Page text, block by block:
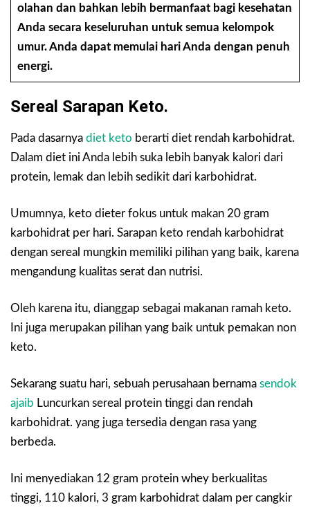
olahan dan bahkan lebih bermanfaat bagi kesehatan
Anda secara keseluruhan untuk semua kelompok
umur. Anda dapat memulai hari Anda dengan penuh
energi.
Sereal Sarapan Keto.
Pada dasarnya diet keto berarti diet rendah karbohidrat.
Dalam diet ini Anda lebih suka lebih banyak kalori dari
protein, lemak dan lebih sedikit dari karbohidrat.
Umumnya, keto dieter fokus untuk makan 20 gram
karbohidrat per hari. Sarapan keto rendah karbohidrat
dengan sereal mungkin memiliki pilihan yang baik, karena
mengandung kualitas serat dan nutrisi.
Oleh karena itu, dianggap sebagai makanan ramah keto.
Ini juga merupakan pilihan yang baik untuk pemakan non
keto.
Sekarang suatu hari, sebuah perusahaan bernama sendok
ajaib Luncurkan sereal protein tinggi dan rendah
karbohidrat. yang juga tersedia dengan rasa yang
berbeda.
Ini menyediakan 12 gram protein whey berkualitas
tinggi, 110 kalori, 3 gram karbohidrat dalam per cangkir